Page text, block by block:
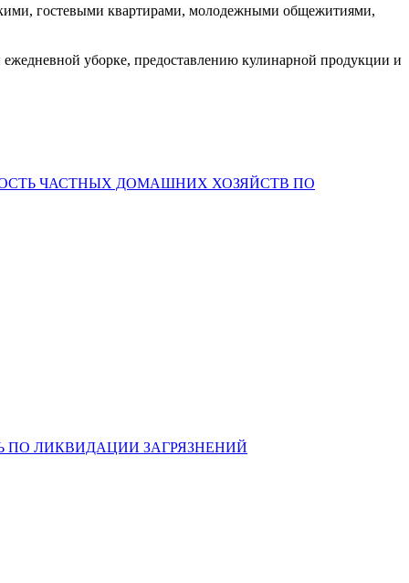
гостевыми квартирами, молодежными общежитиями,
ежедневной уборке, предоставлению кулинарной продукции и
ЧАСТНЫХ ДОМАШНИХ ХОЗЯЙСТВ ПО
ПО ЛИКВИДАЦИИ ЗАГРЯЗНЕНИЙ